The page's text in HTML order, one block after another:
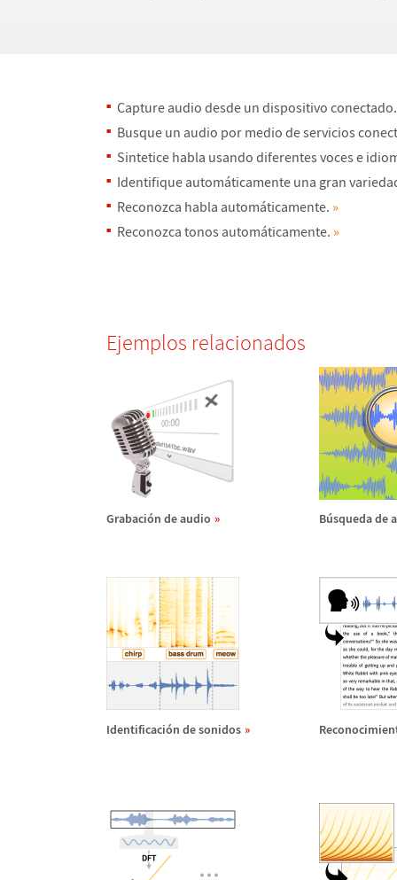
Capture audio desde un dispositivo
Busque un audio por medio de servicios
Sintetice habla usando diferentes voces e
Identifique automáticamente una gran
Reconozca habla automáticamente. »
Reconozca tonos automáticamente. »
Ejemplos relacionados
Grabación de audio Búsqueda de
Identificación de sonidos